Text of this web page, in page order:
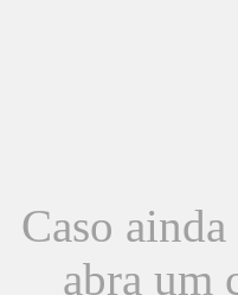
Caso
abra um